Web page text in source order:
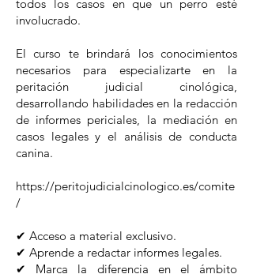
todos los casos en que un perro esté
involucrado.
El curso te brindará los conocimientos
necesarios para especializarte en la
peritación judicial cinológica,
desarrollando habilidades en la redacción
de informes periciales, la mediación en
casos legales y el análisis de conducta
canina.
https://peritojudicialcinologico.es/comite
/
✔ Acceso a material exclusivo.
✔ Aprende a redactar informes legales.
✔ Marca la diferencia en el ámbito